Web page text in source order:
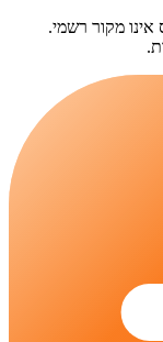
אינו מקור רשמי.